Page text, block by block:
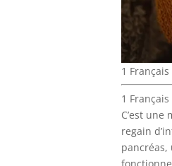
1
1
C’est
regain
pancréas,